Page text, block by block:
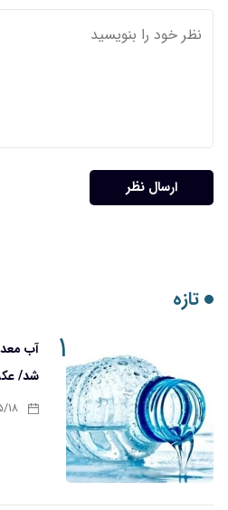
ارسال نظر
تازه
۱
آب
شد/